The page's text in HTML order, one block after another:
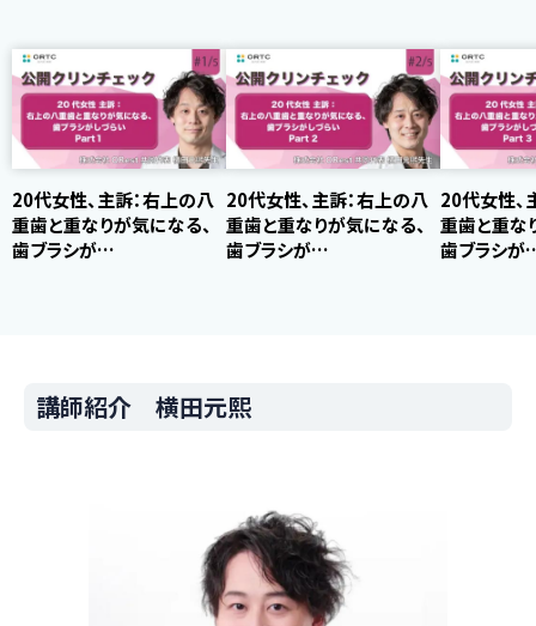
20代女性、主訴：右上の八
重歯と重なりが気になる、
歯ブラシが…
20代女性、主訴：右上の八
重歯と重なりが気になる、
歯ブラシが…
20代女性、
重歯と重な
歯ブラシ
講師紹介 横田元熙